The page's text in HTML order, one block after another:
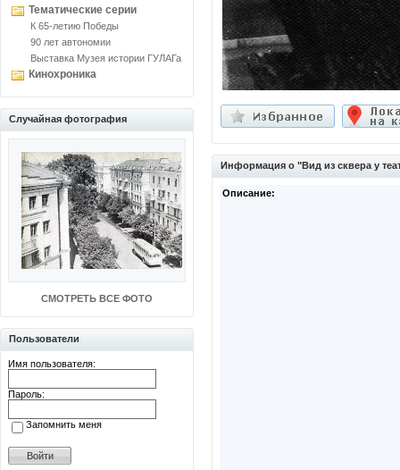
Тематические серии
К 65-летию Победы
90 лет автономии
Выставка Музея истории ГУЛАГа
Кинохроника
Случайная фотография
СМОТРЕТЬ ВСЕ ФОТО
Пользователи
Имя пользователя:
Пароль:
Запомнить меня
Информация о "Вид из сквера у
Описание: